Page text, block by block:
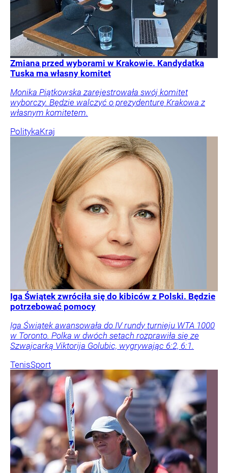
Zmiana przed wyborami w Krakowie. Kandydatka
Tuska ma własny komitet
Monika Piątkowska zarejestrowała swój komitet
wyborczy. Będzie walczyć o prezydenturę Krakowa z
własnym komitetem.
PolitykaKraj
Iga Świątek zwróciła się do kibiców z Polski. Będzie
potrzebować pomocy
Iga Świątek awansowała do IV rundy turnieju WTA 1000
w Toronto. Polka w dwóch setach rozprawiła się ze
Szwajcarką Viktorija Golubic, wygrywając 6:2, 6:1.
TenisSport